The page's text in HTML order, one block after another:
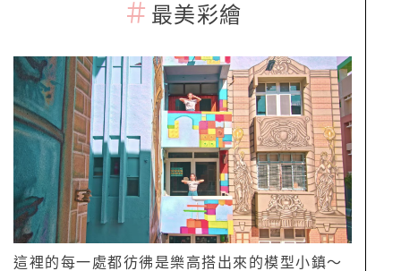
＃ 最美彩繪
這裡的每一處都彷彿是樂高搭出來的模型小鎮～